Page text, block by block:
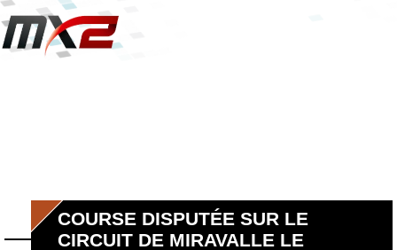
COURSE DISPUTÉE SUR LE
CIRCUIT DE MIRAVALLE LE